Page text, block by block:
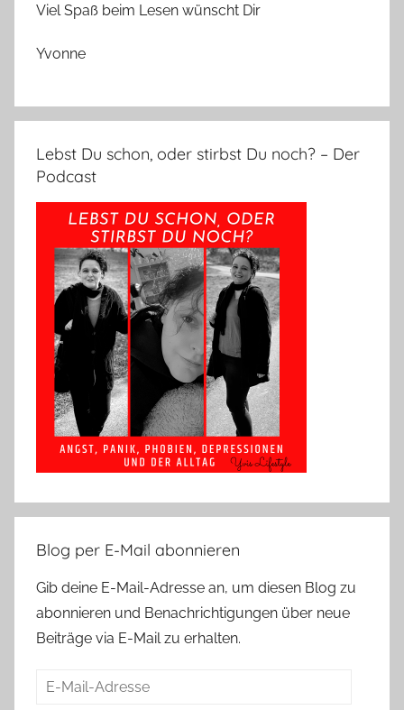
Viel Spaß beim Lesen wünscht Dir
Yvonne
Lebst Du schon, oder stirbst Du noch? – Der
Podcast
Blog per E-Mail abonnieren
Gib deine E-Mail-Adresse an, um diesen Blog zu
abonnieren und Benachrichtigungen über neue
Beiträge via E-Mail zu erhalten.
E-